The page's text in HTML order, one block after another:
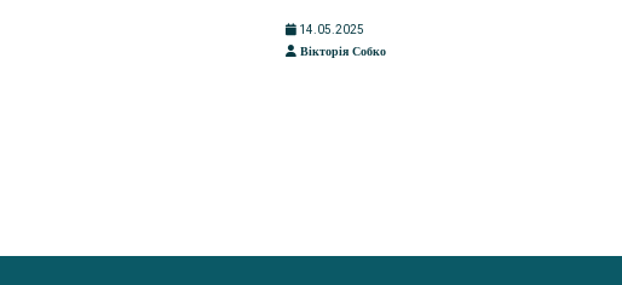
14.05.2025
Вікторія Собко